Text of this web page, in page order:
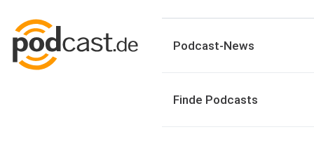
Podcast-News
Finde Podcasts